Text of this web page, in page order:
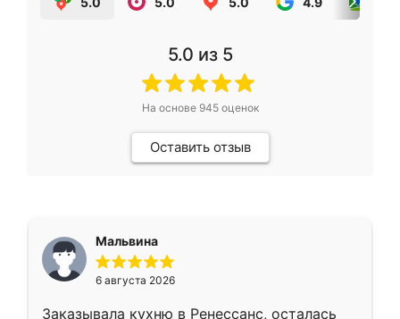
5.0 из 5
На основе 945оценок
Оставить отзыв
Мальвина
6 августа 2026
Заказывала кухню в Ренессанс, осталась